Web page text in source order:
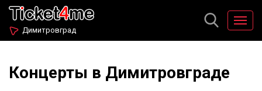
Димитровград
Концерты в Димитровграде